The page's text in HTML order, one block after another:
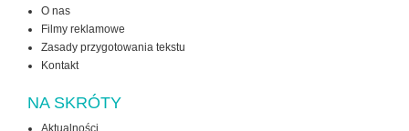
O nas
Filmy reklamowe
Zasady przygotowania tekstu
Kontakt
NA SKRÓTY